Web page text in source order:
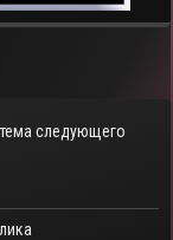
следующего